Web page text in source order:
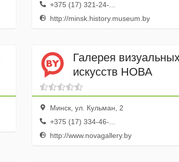
+375 (17) 321-24-...
http://minsk.history.museum.by
Галерея
искусств НОВА
Минск, ул. Кульман, 2
+375 (17) 334-46-...
http://www.novagallery.by